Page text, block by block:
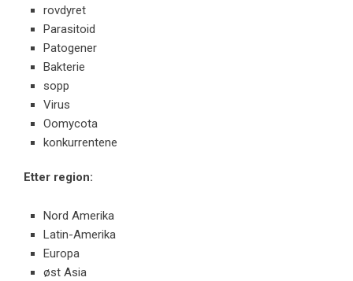
rovdyret
Parasitoid
Patogener
Bakterie
sopp
Virus
Oomycota
konkurrentene
Etter region:
Nord Amerika
Latin-Amerika
Europa
øst Asia